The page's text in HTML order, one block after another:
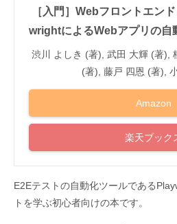
［入門］Webフロントエン
wrightによるWebアプリの自
トの書き方まで (エ
渋川 よしき (著), 武田 大輝 (著),
(著), 藤戸 四恩 (著),
Amazon
楽天ブック
E2Eテストの自動化ツールである
トを学ぶ初心者向けの本です。